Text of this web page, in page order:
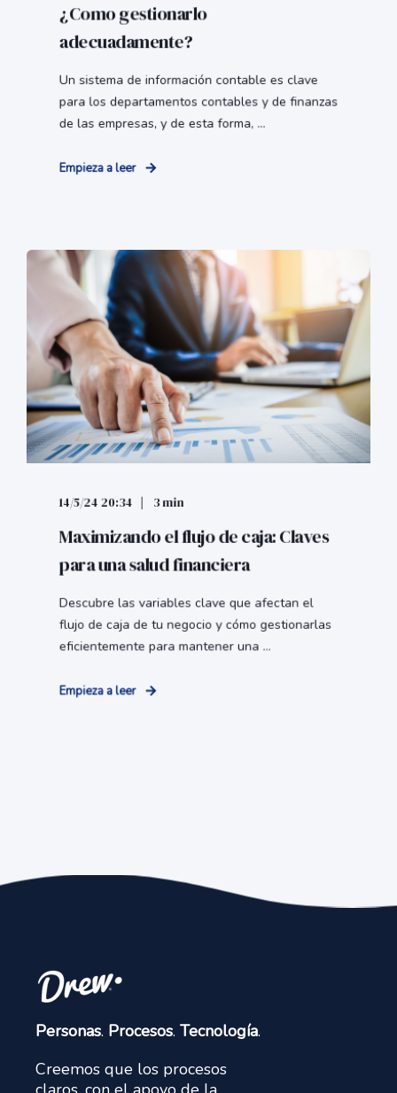
¿Como gestionarlo
adecuadamente?
Un sistema de información contable es clave
para los departamentos contables y de finanzas
de las empresas, y de esta forma, ...
Empieza a leer
14/5/24 20:34 3 min
Maximizando el flujo de caja: Claves
para una salud financiera
Descubre las variables clave que afectan el
flujo de caja de tu negocio y cómo gestionarlas
eficientemente para mantener una ...
Empieza a leer
Personas. Procesos. Tecnología.
Creemos que los procesos